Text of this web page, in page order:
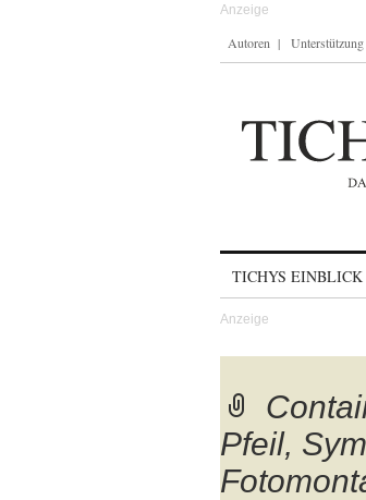
Autoren Unterstützung
TICHYS EINBLICK
Pfeil,